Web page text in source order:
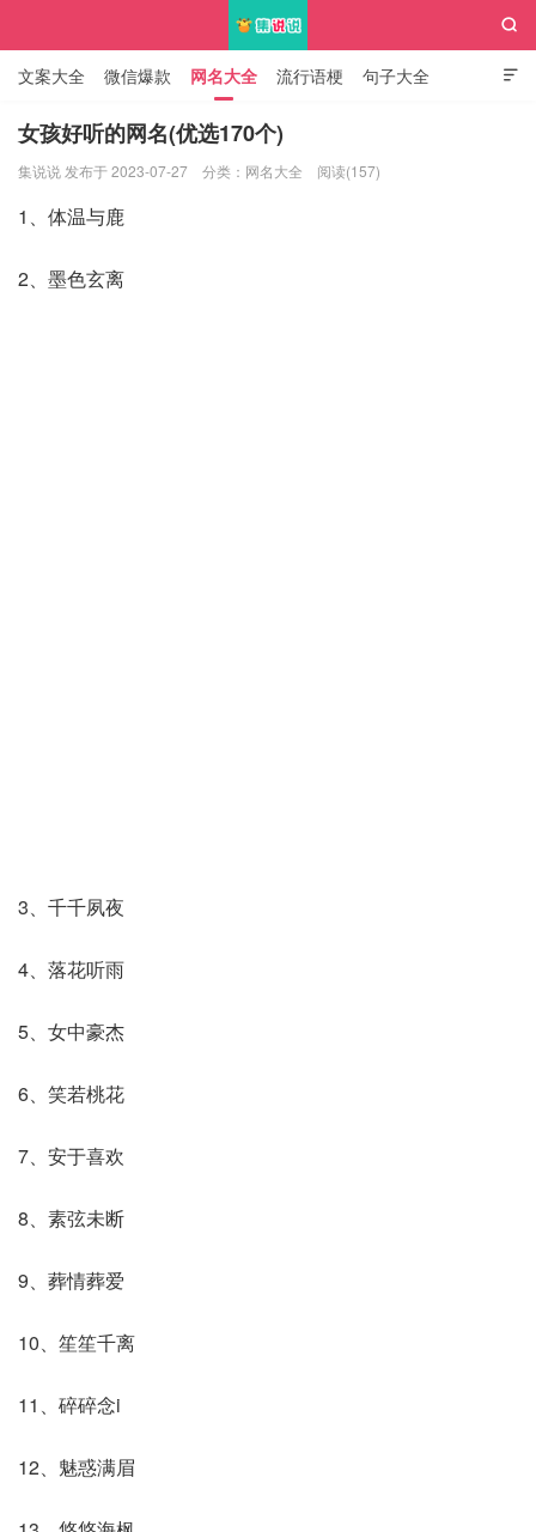

文案大全 微信爆款 网名大全 流行语梗 句子大全
知识大全

女孩好听的网名(优选170个)
集说说 发布于 2023-07-27 分类： 网名大全 阅读(157)
1、体温与鹿
2、墨色玄离
3、千千夙夜
4、落花听雨
5、女中豪杰
6、笑若桃花
7、安于喜欢
8、素弦未断
9、葬情葬爱
10、笙笙千离
11、碎碎念i
12、魅惑满眉